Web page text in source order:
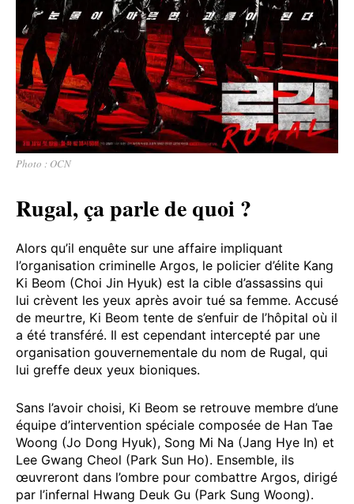
Photo : OCN
Rugal, ça parle de quoi ?
Alors qu’il enquête sur une affaire impliquant
l’organisation criminelle Argos, le policier d’élite Kang
Ki Beom (Choi Jin Hyuk) est la cible d’assassins qui
lui crèvent les yeux après avoir tué sa femme. Accusé
de meurtre, Ki Beom tente de s’enfuir de l’hôpital où il
a été transféré. Il est cependant intercepté par une
organisation gouvernementale du nom de Rugal, qui
lui greffe deux yeux bioniques.
Sans l’avoir choisi, Ki Beom se retrouve membre d’une
équipe d’intervention spéciale composée de Han Tae
Woong (Jo Dong Hyuk), Song Mi Na (Jang Hye In) et
Lee Gwang Cheol (Park Sun Ho). Ensemble, ils
œuvreront dans l’ombre pour combattre Argos, dirigé
par l’infernal Hwang Deuk Gu (Park Sung Woong).